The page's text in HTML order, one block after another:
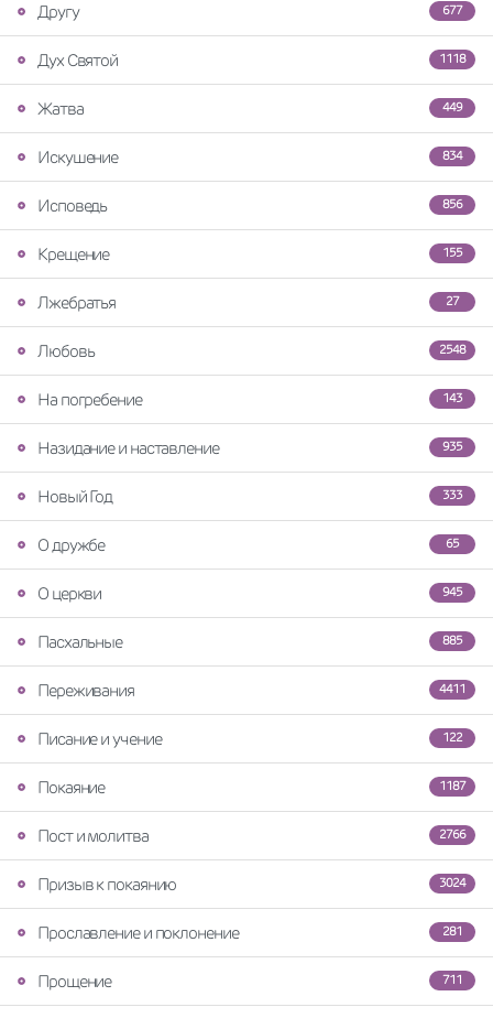
677
Другу
1118
Дух Святой
449
Жатва
834
Искушение
856
Исповедь
155
Крещение
27
Лжебратья
2548
Любовь
143
На погребение
935
Назидание и наставление
333
Новый Год
65
О дружбе
945
О церкви
885
Пасхальные
4411
Переживания
122
Писание и учение
1187
Покаяние
2766
Пост и молитва
3024
Призыв к покаянию
281
Прославление и поклонение
711
Прощение